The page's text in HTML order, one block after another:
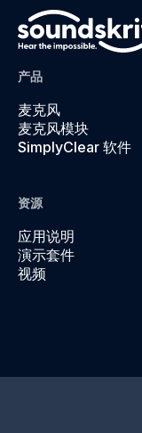
产品
麦克风
麦克风模块
SimplyClear 软件
资源
应用说明
演示套件
视频